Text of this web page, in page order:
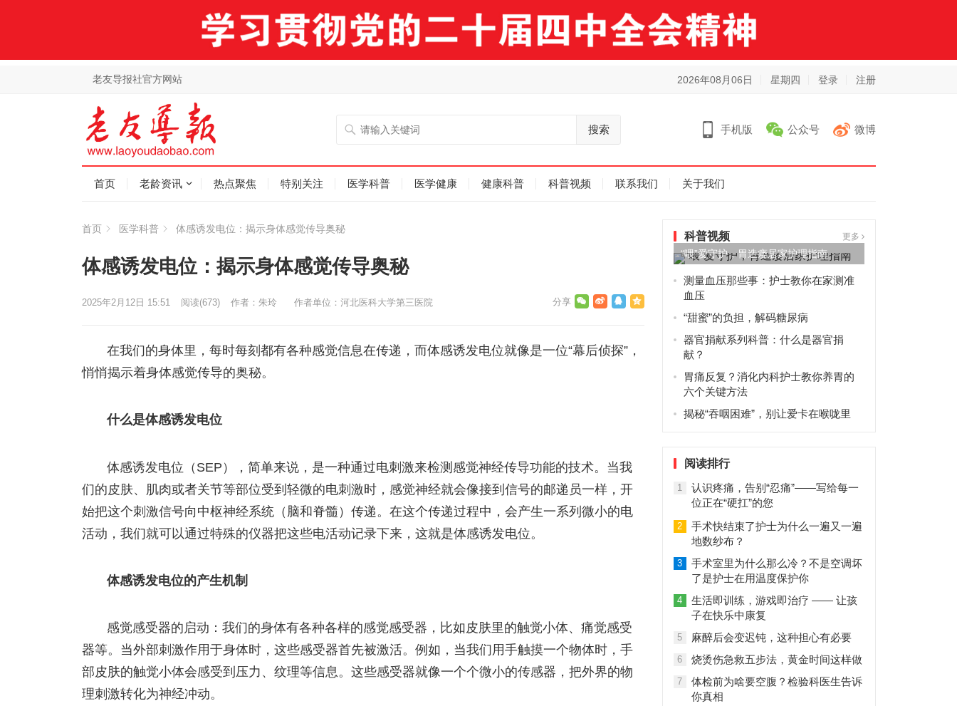
老友导报社官方网站 2026年08月06日 星期四 登录 注册
搜索 手机版 公众号 微博
首页 老龄资讯 热点聚焦 特别关注 医学科普 医学健康 健康科普 科普视频 联系我们 关于我们
首页 医学科普 体感诱发电位：揭示身体感觉传导奥秘
体感诱发电位：揭示身体感觉传导奥秘
作者：朱玲 作者单位：河北医科大学第三医院
2025年2月12日 15:51 阅读(673)
在我们的身体里，每时每刻都有各种感觉信息在传递，而体感诱发电位就像是一位“幕后侦探”，
悄悄揭示着身体感觉传导的奥秘。
什么是体感诱发电位
体感诱发电位（SEP），简单来说，是一种通过电刺激来检测感觉神经传导功能的技术。当我
们的皮肤、肌肉或者关节等部位受到轻微的电刺激时，感觉神经就会像接到信号的邮递员一样，开
始把这个刺激信号向中枢神经系统（脑和脊髓）传递。在这个传递过程中，会产生一系列微小的电
活动，我们就可以通过特殊的仪器把这些电活动记录下来，这就是体感诱发电位。
体感诱发电位的产生机制
感觉感受器的启动：我们的身体有各种各样的感觉感受器，比如皮肤里的触觉小体、痛觉感受
器等。当外部刺激作用于身体时，这些感受器首先被激活。例如，当我们用手触摸一个物体时，手
部皮肤的触觉小体会感受到压力、纹理等信息。这些感受器就像一个个微小的传感器，把外界的物
理刺激转化为神经冲动。
科普视频 更多
“喂”爱守护，胃造瘘居家护理指南
测量血压那些事：护士教你在家测准
血压
“甜蜜”的负担，解码糖尿病
器官捐献系列科普：什么是器官捐
献？
胃痛反复？消化内科护士教你养胃的
六个关键方法
揭秘“吞咽困难”，别让爱卡在喉咙里
阅读排行
1
认识疼痛，告别“忍痛”——写给每一
位正在“硬扛”的您
2
手术快结束了护士为什么一遍又一遍
地数纱布？
3
手术室里为什么那么冷？不是空调坏
了是护士在用温度保护你
4
生活即训练，游戏即治疗 —— 让孩
子在快乐中康复
5 麻醉后会变迟钝，这种担心有必要
6 烧烫伤急救五步法，黄金时间这样做
7
体检前为啥要空腹？检验科医生告诉
你真相